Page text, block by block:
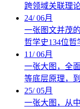
跨领域关联理
24/06月
一张图文并茂
哲学史134位
11/06月
一张大图，全
等底层原理，
25/05月
一张大图，从